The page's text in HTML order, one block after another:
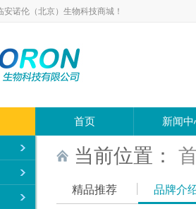
安诺伦（北京）生物科技商城！
首页 新闻中
当前位置：
精品推荐 品牌介